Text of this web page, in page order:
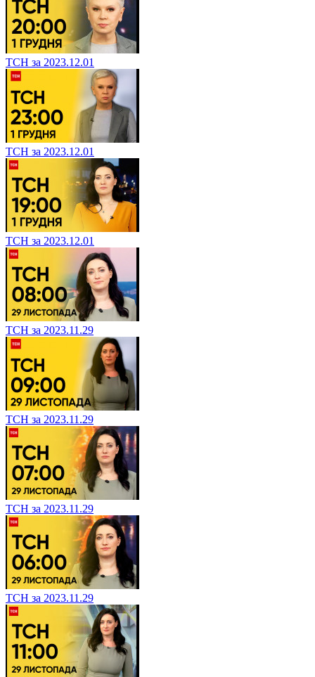
ТСН за 2023.12.01
ТСН за 2023.12.01
ТСН за 2023.12.01
ТСН за 2023.11.29
ТСН за 2023.11.29
ТСН за 2023.11.29
ТСН за 2023.11.29